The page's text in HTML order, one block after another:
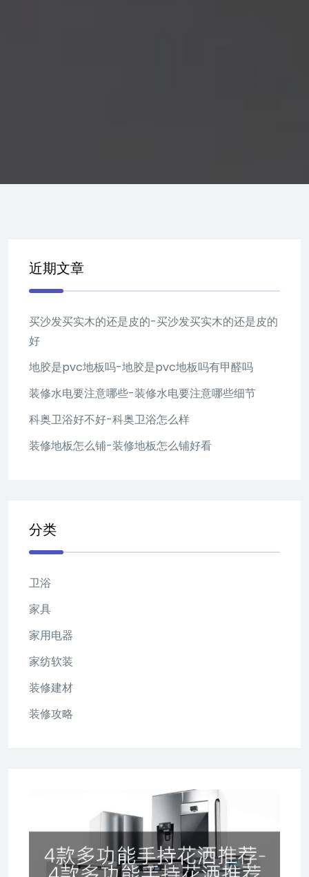
近期文章
买沙发买实木的还是皮的-买沙发买实木的还是皮的
好
地胶是pvc地板吗-地胶是pvc地板吗有甲醛吗
装修水电要注意哪些-装修水电要注意哪些细节
科奥卫浴好不好-科奥卫浴怎么样
装修地板怎么铺-装修地板怎么铺好看
分类
卫浴
家具
家用电器
家纺软装
装修建材
装修攻略